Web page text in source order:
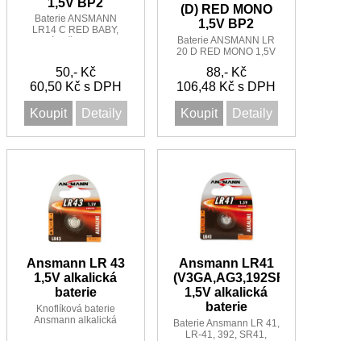
Baterie ANSMANN
LR14 C RED BABY,
50,- Kč
60,50 Kč s DPH
Koupit
Detaily
(D) RED MONO
1,5V BP2
Baterie ANSMANN LR
20 D RED MONO 1,5V
88,- Kč
106,48 Kč s DPH
Koupit
Detaily
Ansmann LR 43
1,5V alkalická
baterie
Knoflíková baterie
Ansmann alkalická
Ansmann LR41
(V3GA,AG3,192SR41)
1,5V alkalická
baterie
Baterie Ansmann LR 41,
LR-41, 392, SR41,